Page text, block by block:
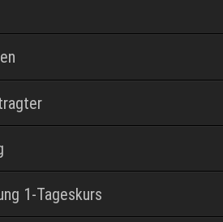
1-Tageskurs